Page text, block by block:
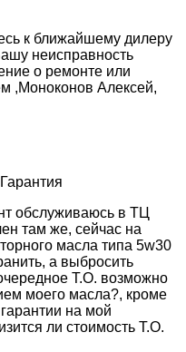
к ближайшему дилеру
неисправность
о ремонте или
,Моноконов Алексей,
обслуживаюсь в ТЦ
там же, сейчас на
масла типа 5w30
а выбросить
Т.О. возможно
моего масла?, кроме
на мой
ли стоимость Т.О.